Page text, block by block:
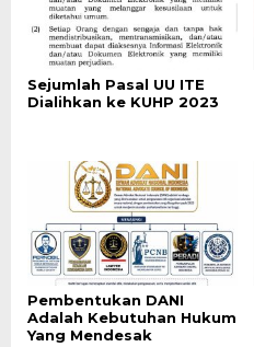
Sejumlah Pasal UU ITE
Dialihkan ke KUHP 2023
Pembentukan DANI
Adalah Kebutuhan Hukum
Yang Mendesak